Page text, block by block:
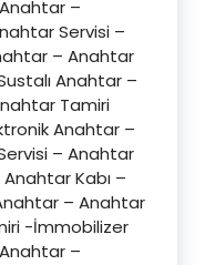
–
Servisi –
– Anahtar
Anahtar –
Tamiri
Anahtar –
– Anahtar
Kabı –
– Anahtar
-İmmobilizer
–